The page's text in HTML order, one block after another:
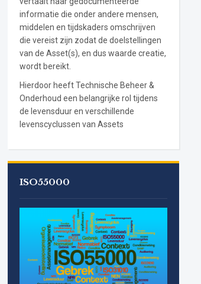
informatie die onder andere mensen,
middelen en tijdskaders omschrijven
die vereist zijn zodat de doelstellingen
van de Asset(s), en dus waarde creatie,
wordt bereikt.
Hierdoor heeft Technische Beheer &
Onderhoud een belangrijke rol tijdens
de levensduur en verschillende
levenscyclussen van Assets
ISO55000